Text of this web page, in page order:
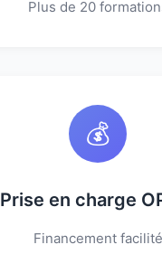
Plus de 20
💰
Prise en charge
Financement facilité